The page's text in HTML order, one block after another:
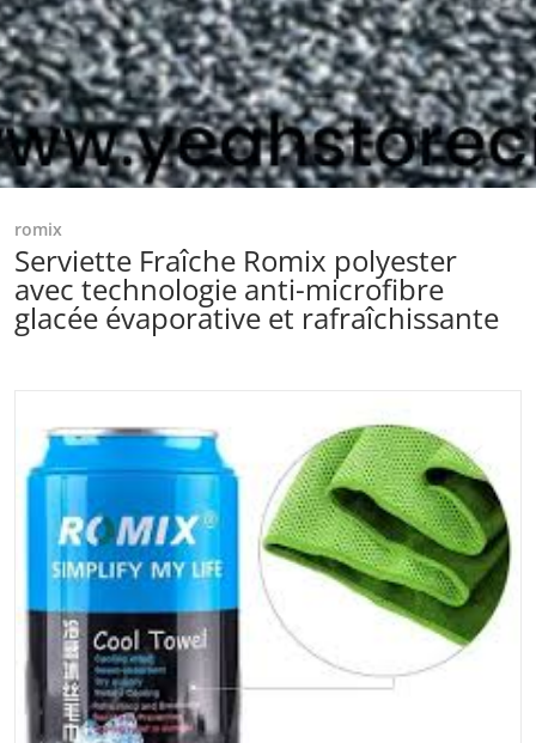
Ouvrir les médias 1 dans la
romix
Serviette Fraîche Romix polyester
avec technologie anti-microfibre
glacée évaporative et rafraîchissante